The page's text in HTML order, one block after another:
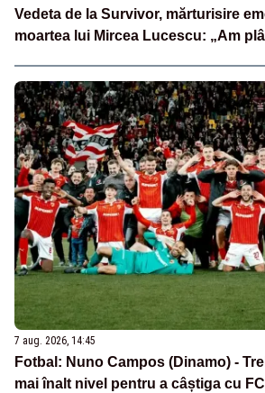
Vedeta de la Survivor, mărturisire
moartea lui Mircea Lucescu: „Am
7 aug. 2026, 14:45
Fotbal: Nuno Campos (Dinamo) -
mai înalt nivel pentru a câștiga cu